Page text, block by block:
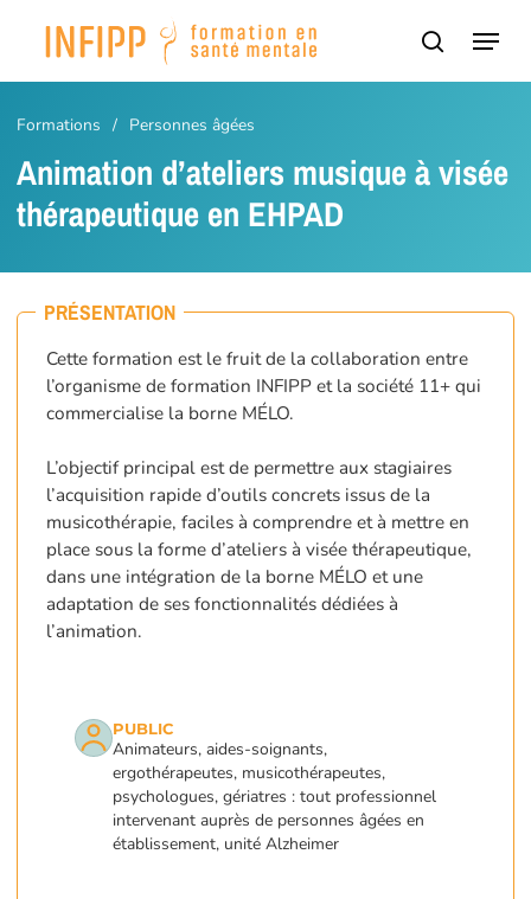
Panneau de gestion des cookies Menu
Formations / Personnes âgées
Animation d’ateliers musique à visée
thérapeutique en EHPAD
PRÉSENTATION
Cette formation est le fruit de la collaboration entre
l’organisme de formation INFIPP et la société 11+ qui
commercialise la borne MÉLO.
L’objectif principal est de permettre aux stagiaires
l’acquisition rapide d’outils concrets issus de la
musicothérapie, faciles à comprendre et à mettre en
place sous la forme d’ateliers à visée thérapeutique,
dans une intégration de la borne MÉLO et une
adaptation de ses fonctionnalités dédiées à
l’animation.
PUBLIC
Animateurs, aides-soignants,
ergothérapeutes, musicothérapeutes,
psychologues, gériatres : tout professionnel
intervenant auprès de personnes âgées en
établissement, unité Alzheimer